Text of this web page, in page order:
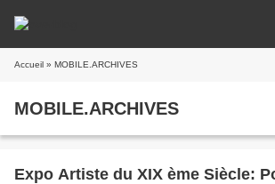
Accueil » MOBILE.ARCHIVES
MOBILE.ARCHIVES
Expo Artiste du XIX ème Siècle: